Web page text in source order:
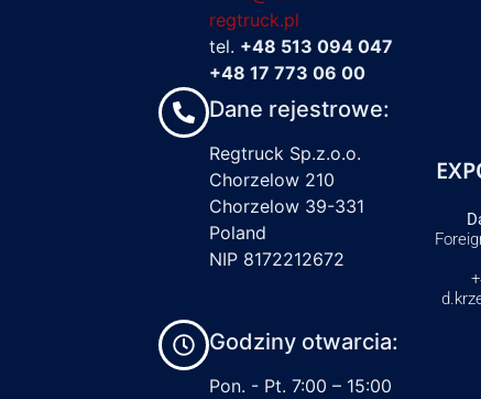
regtruck.pl
tel. +48 513 094 047
+48 17 773 06 00
Dane rejestrowe:
Regtruck Sp.z.o.o.
Chorzelow 210
Chorzelow 39-331
Poland
NIP 8172212672
Godziny otwarcia:
Pon. - Pt. 7:00 – 15:00